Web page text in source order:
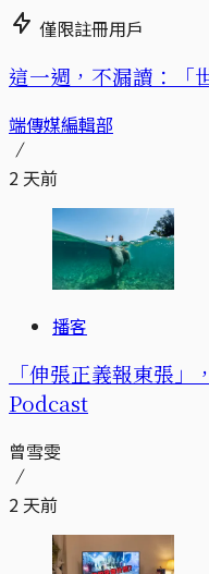
僅限註冊用戶
這一週，不漏讀：「
端傳媒編輯部
2 天前
播客
「伸張正義報東張
Podcast
曾雪雯
2 天前